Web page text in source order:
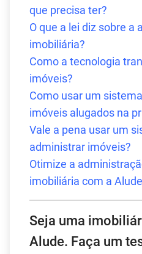
que precisa ter?
O que a lei diz sobre a
imobiliária?
Como a tecnologia
imóveis?
Como usar um
imóveis alugados na
Vale a pena usar um
administrar imóveis?
Otimize a
imobiliária com a Alude
Seja uma
Alude. Faça um